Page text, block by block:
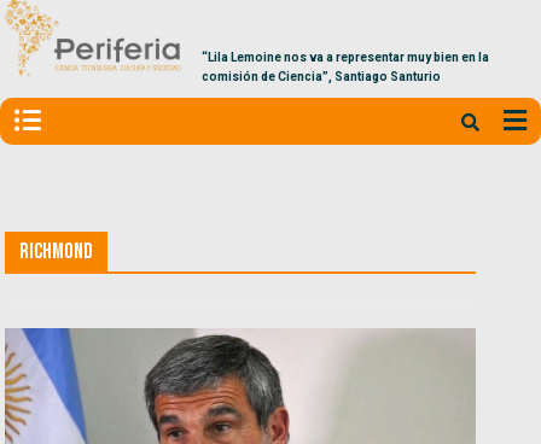
“Lila Lemoine nos va a representar muy bien en la
comisión de Ciencia”, Santiago Santurio
Richmond